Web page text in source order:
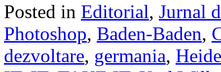
Posted in Editorial, Jurnal
Photoshop, Baden-Baden,
dezvoltare, germania,